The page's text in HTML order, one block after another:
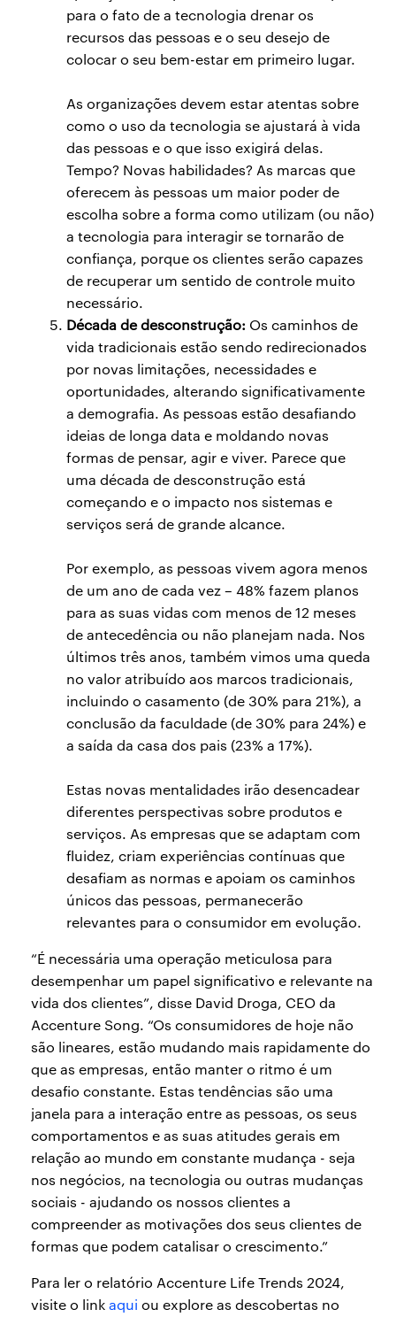
para o fato de a tecnologia drenar os
recursos das pessoas e o seu desejo de
colocar o seu bem-estar em primeiro lugar.
As organizações devem estar atentas sobre
como o uso da tecnologia se ajustará à vida
das pessoas e o que isso exigirá delas.
Tempo? Novas habilidades? As marcas que
oferecem às pessoas um maior poder de
escolha sobre a forma como utilizam (ou não)
a tecnologia para interagir se tornarão de
confiança, porque os clientes serão capazes
de recuperar um sentido de controle muito
necessário.
Década de desconstrução: Os caminhos de
vida tradicionais estão sendo redirecionados
por novas limitações, necessidades e
oportunidades, alterando significativamente
a demografia. As pessoas estão desafiando
ideias de longa data e moldando novas
formas de pensar, agir e viver. Parece que
uma década de desconstrução está
começando e o impacto nos sistemas e
serviços será de grande alcance.
Por exemplo, as pessoas vivem agora menos
de um ano de cada vez – 48% fazem planos
para as suas vidas com menos de 12 meses
de antecedência ou não planejam nada. Nos
últimos três anos, também vimos uma queda
no valor atribuído aos marcos tradicionais,
incluindo o casamento (de 30% para 21%), a
conclusão da faculdade (de 30% para 24%) e
a saída da casa dos pais (23% a 17%).
Estas novas mentalidades irão desencadear
diferentes perspectivas sobre produtos e
serviços. As empresas que se adaptam com
fluidez, criam experiências contínuas que
desafiam as normas e apoiam os caminhos
únicos das pessoas, permanecerão
relevantes para o consumidor em evolução.
“É necessária uma operação meticulosa para
desempenhar um papel significativo e relevante na
vida dos clientes”, disse David Droga, CEO da
Accenture Song. “Os consumidores de hoje não
são lineares, estão mudando mais rapidamente do
que as empresas, então manter o ritmo é um
desafio constante. Estas tendências são uma
janela para a interação entre as pessoas, os seus
comportamentos e as suas atitudes gerais em
relação ao mundo em constante mudança - seja
nos negócios, na tecnologia ou outras mudanças
sociais - ajudando os nossos clientes a
compreender as motivações dos seus clientes de
formas que podem catalisar o crescimento.”
Para ler o relatório Accenture Life Trends 2024,
visite o linkaqui ou explore as descobertas no